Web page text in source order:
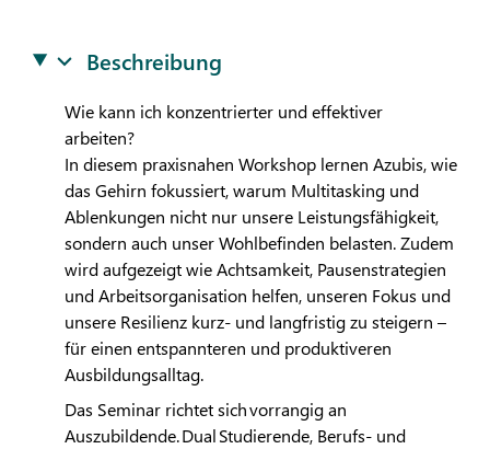
Beschreibung
Wie kann ich konzentrierter und effektiver
arbeiten?
In diesem praxisnahen Workshop lernen Azubis, wie
das Gehirn fokussiert, warum Multitasking und
Ablenkungen nicht nur unsere Leistungsfähigkeit,
sondern auch unser Wohlbefinden belasten. Zudem
wird aufgezeigt wie Achtsamkeit, Pausenstrategien
und Arbeitsorganisation helfen, unseren Fokus und
unsere Resilienz kurz- und langfristig zu steigern –
für einen entspannteren und produktiveren
Ausbildungsalltag.
Das Seminar richtet sich vorrangig an
Auszubildende. Dual Studierende, Berufs- und